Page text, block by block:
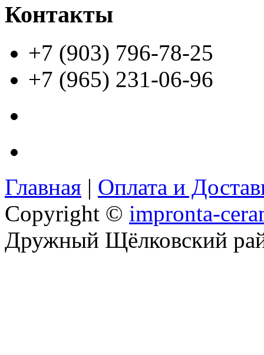
Контакты
+7 (903) 796-78-25
+7 (965) 231-06-96
Главная | Оплата и
Copyright © impronta-
Дружный Щёлковский